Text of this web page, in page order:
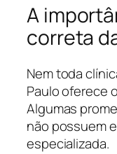
A
correta
Nem toda
Paulo oferece
Algumas
não possuem
especializada.